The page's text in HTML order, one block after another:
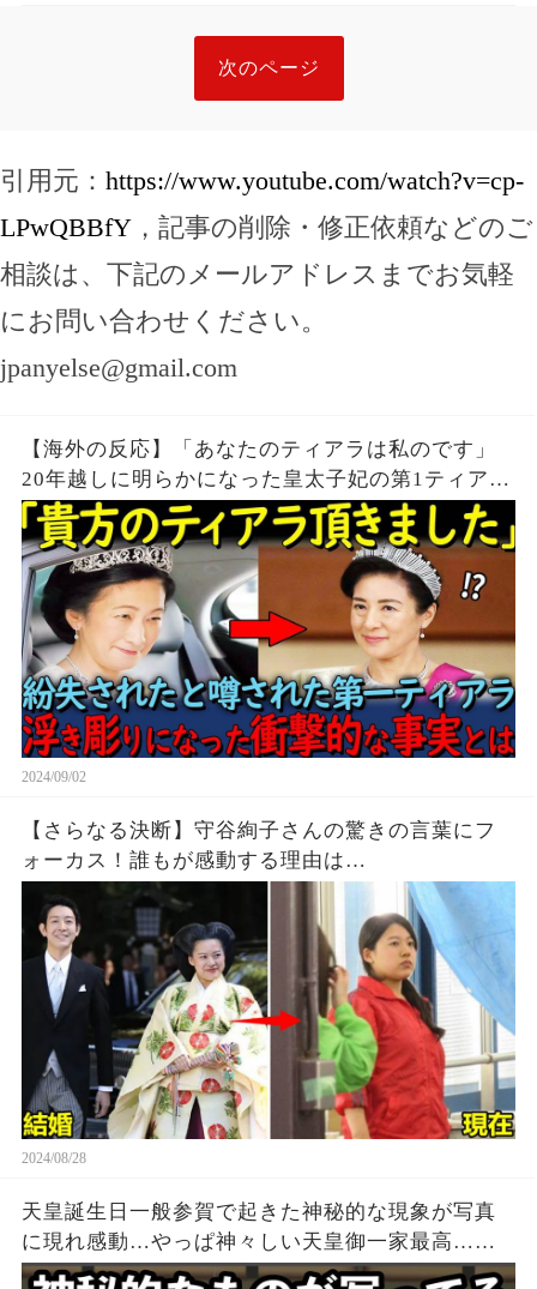
次のページ
引用元： https://www.youtube.com/watch?v=cp-
LPwQBBfY ，記事の削除・修正依頼などのご
相談は、下記のメールアドレスまでお気軽
にお問い合わせください。
jpanyelse@gmail.com
【海外の反応】「あなたのティアラは私のです」
20年越しに明らかになった皇太子妃の第1ティアラ
の真相とは【その他一本】
2024/09/02
【さらなる決断】守谷絢子さんの驚きの言葉にフ
ォーカス！誰もが感動する理由は…
2024/08/28
天皇誕生日一般参賀で起きた神秘的な現象が写真
に現れ感動…やっぱ神々しい天皇御一家最高…雨
の中お出まし直前に参賀者が見せた行動にも感